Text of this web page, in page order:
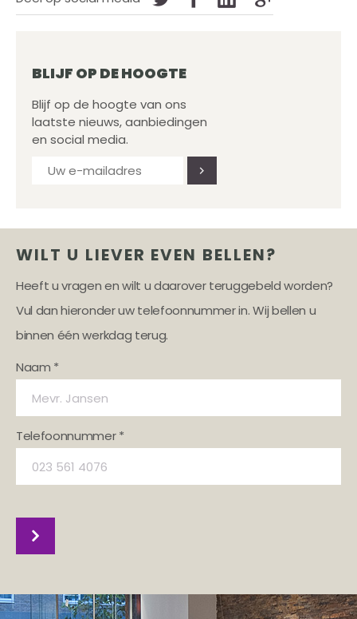
BLIJF OP DE HOOGTE
Blijf op de hoogte van ons
laatste nieuws, aanbiedingen
en social media.
WILT U LIEVER EVEN BELLEN?
Heeft u vragen en wilt u daarover teruggebeld worden?
Vul dan hieronder uw telefoonnummer in. Wij bellen u
binnen één werkdag terug.
Naam *
Telefoonnummer *